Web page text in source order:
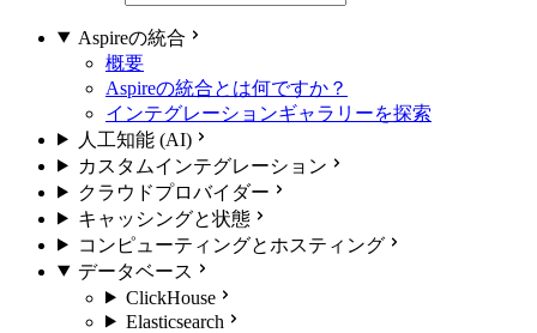
Aspireの統合
概要
Aspireの統合とは何ですか？
インテグレーションギャラリーを探索
人工知能 (AI)
カスタムインテグレーション
クラウドプロバイダー
キャッシングと状態
コンピューティングとホスティング
データベース
ClickHouse
Elasticsearch